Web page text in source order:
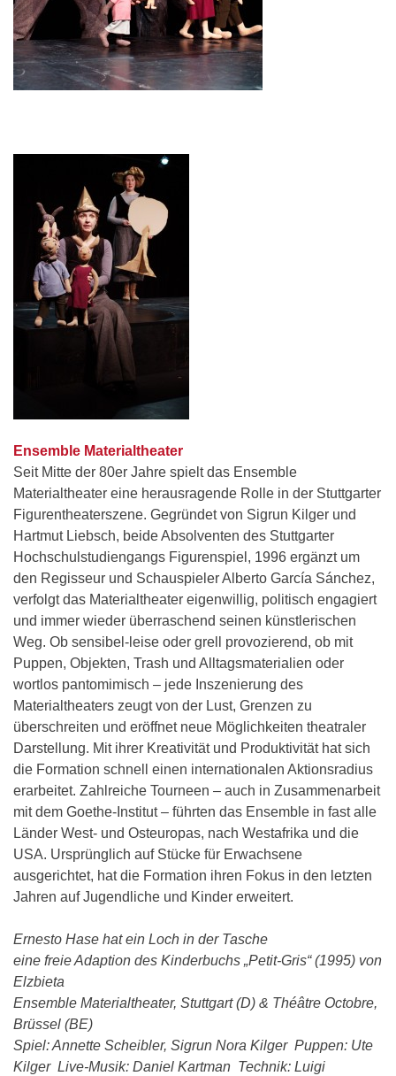
Ensemble Materialtheater
Seit Mitte der 80er Jahre spielt das Ensemble
Materialtheater eine herausragende Rolle in der Stuttgarter
Figurentheaterszene. Gegründet von Sigrun Kilger und
Hartmut Liebsch, beide Absolventen des Stuttgarter
Hochschulstudiengangs Figurenspiel, 1996 ergänzt um
den Regisseur und Schauspieler Alberto García Sánchez,
verfolgt das Materialtheater eigenwillig, politisch engagiert
und immer wieder überraschend seinen künstlerischen
Weg. Ob sensibel-leise oder grell provozierend, ob mit
Puppen, Objekten, Trash und Alltagsmaterialien oder
wortlos pantomimisch – jede Inszenierung des
Materialtheaters zeugt von der Lust, Grenzen zu
überschreiten und eröffnet neue Möglichkeiten theatraler
Darstellung. Mit ihrer Kreativität und Produktivität hat sich
die Formation schnell einen internationalen Aktionsradius
erarbeitet. Zahlreiche Tourneen – auch in Zusammenarbeit
mit dem Goethe-Institut – führten das Ensemble in fast alle
Länder West- und Osteuropas, nach Westafrika und die
USA. Ursprünglich auf Stücke für Erwachsene
ausgerichtet, hat die Formation ihren Fokus in den letzten
Jahren auf Jugendliche und Kinder erweitert.
Ernesto Hase hat ein Loch in der Tasche
eine freie Adaption des Kinderbuchs „Petit-Gris“ (1995) von
Elzbieta
Ensemble Materialtheater, Stuttgart (D) & Théâtre Octobre,
Brüssel (BE)
Spiel: Annette Scheibler, Sigrun Nora Kilger Puppen: Ute
Kilger Live-Musik: Daniel Kartman Technik: Luigi